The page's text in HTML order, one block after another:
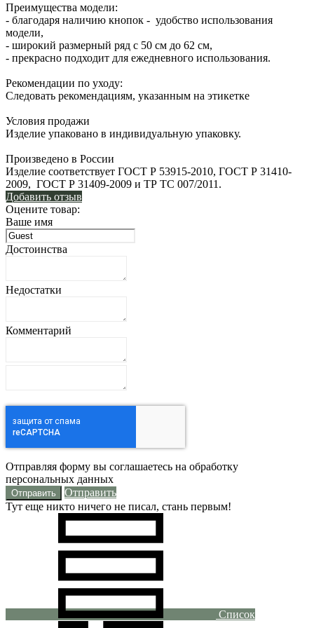
Преимущества модели:
- благодаря наличию кнопок - удобство использования
модели,
- широкий размерный ряд с 50 см до 62 см,
- прекрасно подходит для ежедневного использования.
Рекомендации по уходу:
Следовать рекомендациям, указанным на этикетке
Условия продажи
Изделие упаковано в индивидуальную упаковку.
Произведено в России
Изделие соответствует ГОСТ Р 53915-2010, ГОСТ Р 31410-
2009, ГОСТ Р 31409-2009 и ТР ТС 007/2011.
Добавить отзыв
Оцените товар:
Ваше имя
Достоинства
Недостатки
Комментарий
Отправляя форму вы соглашаетесь на обработку
персональных данных
Отправить
Тут еще никто ничего не писал, стань первым!
Список